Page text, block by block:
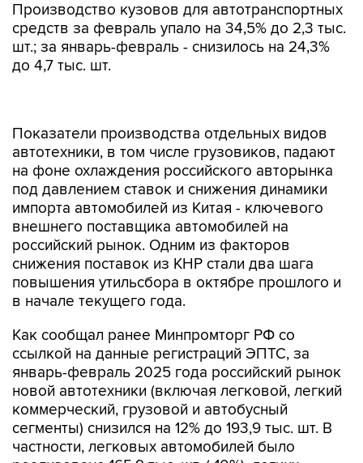
Производство кузовов для автотранспортных
средств за февраль упало на 34,5% до 2,3 тыс.
шт.; за январь-февраль - снизилось на 24,3%
до 4,7 тыс. шт.
на фоне охлаждения российского авторынка
под давлением ставок и снижения динамики
импорта автомобилей из Китая - ключевого
внешнего поставщика автомобилей на
российский рынок. Одним из факторов
снижения поставок из КНР стали два шага
повышения утильсбора в октябре прошлого и
в начале текущего года.
Как сообщал ранее Минпромторг РФ со
январь-февраль 2025 года российский рынок
новой автотехники (включая легковой, легкий
коммерческий, грузовой и автобусный
сегменты) снизился на 12% до 193,9 тыс. шт. В
частности, легковых автомобилей было
реализовано 165,9 тыс. шт. (-10%), легких
коммерческих - 15,9 тыс. шт. (-8%), грузовиков -